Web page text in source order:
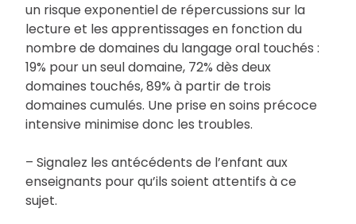
un risque exponentiel de répercussions sur la
lecture et les apprentissages en fonction du
nombre de domaines du langage oral touchés :
19% pour un seul domaine, 72% dès deux
domaines touchés, 89% à partir de trois
domaines cumulés. Une prise en soins précoce
intensive minimise donc les troubles.
– Signalez les antécédents de l’enfant aux
enseignants pour qu’ils soient attentifs à ce
sujet.